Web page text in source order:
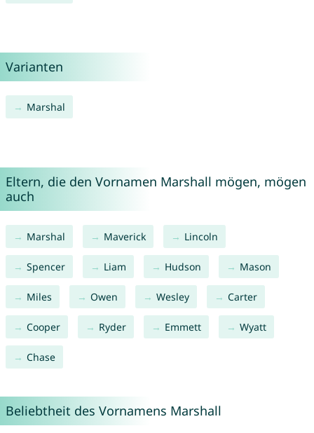
Varianten
Marshal
Eltern, die den Vornamen Marshall mögen, mögen
auch
Marshal Maverick Lincoln
Spencer Liam Hudson Mason
Miles Owen Wesley Carter
Cooper Ryder Emmett Wyatt
Chase
Beliebtheit des Vornamens Marshall